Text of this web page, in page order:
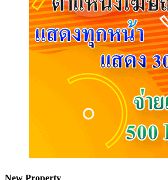
New Property